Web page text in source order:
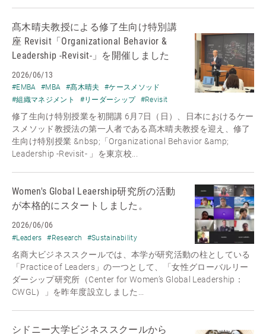
髙木晴夫教授による修了生向け特別講
座 Revisit「Organizational Behavior &
Leadership -Revisit-」を開催しました
2026/06/13
#EMBA #MBA #髙木晴夫
#ケースメソッド
#組織マネジメント
#リーダーシップ #Revisit
修了生向け特別授業を初開講 6月7日（日）、日本におけるケー
スメソッド教授法の第一人者である髙木晴夫教授を迎え、修了
生向け特別授業 &nbsp;「Organizational Behavior &amp;
Leadership -Revisit- 」を東京校...
Women's Global Leaership研究所の活動
が本格的にスタートしました。
2026/06/06
#Leaders #Research #Sustainability
名商大ビジネススクールでは、本学が研究活動の柱としている
「Practice of Leaders」の一つとして、「女性グローバルリー
ダーシップ研究所（Center for Women’s Global Leadership：
CWGL）」を昨年度設立しました...
シドニー大学ビジネススクールから